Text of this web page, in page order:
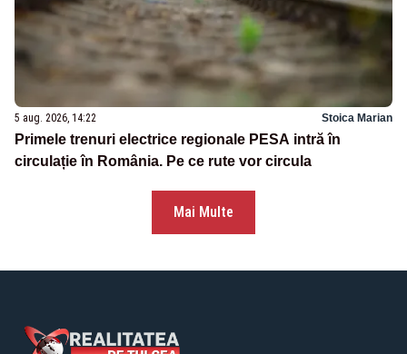
5 aug. 2026, 14:22 Stoica Marian
Primele trenuri electrice regionale PESA intră în
circulație în România. Pe ce rute vor circula
Mai Multe